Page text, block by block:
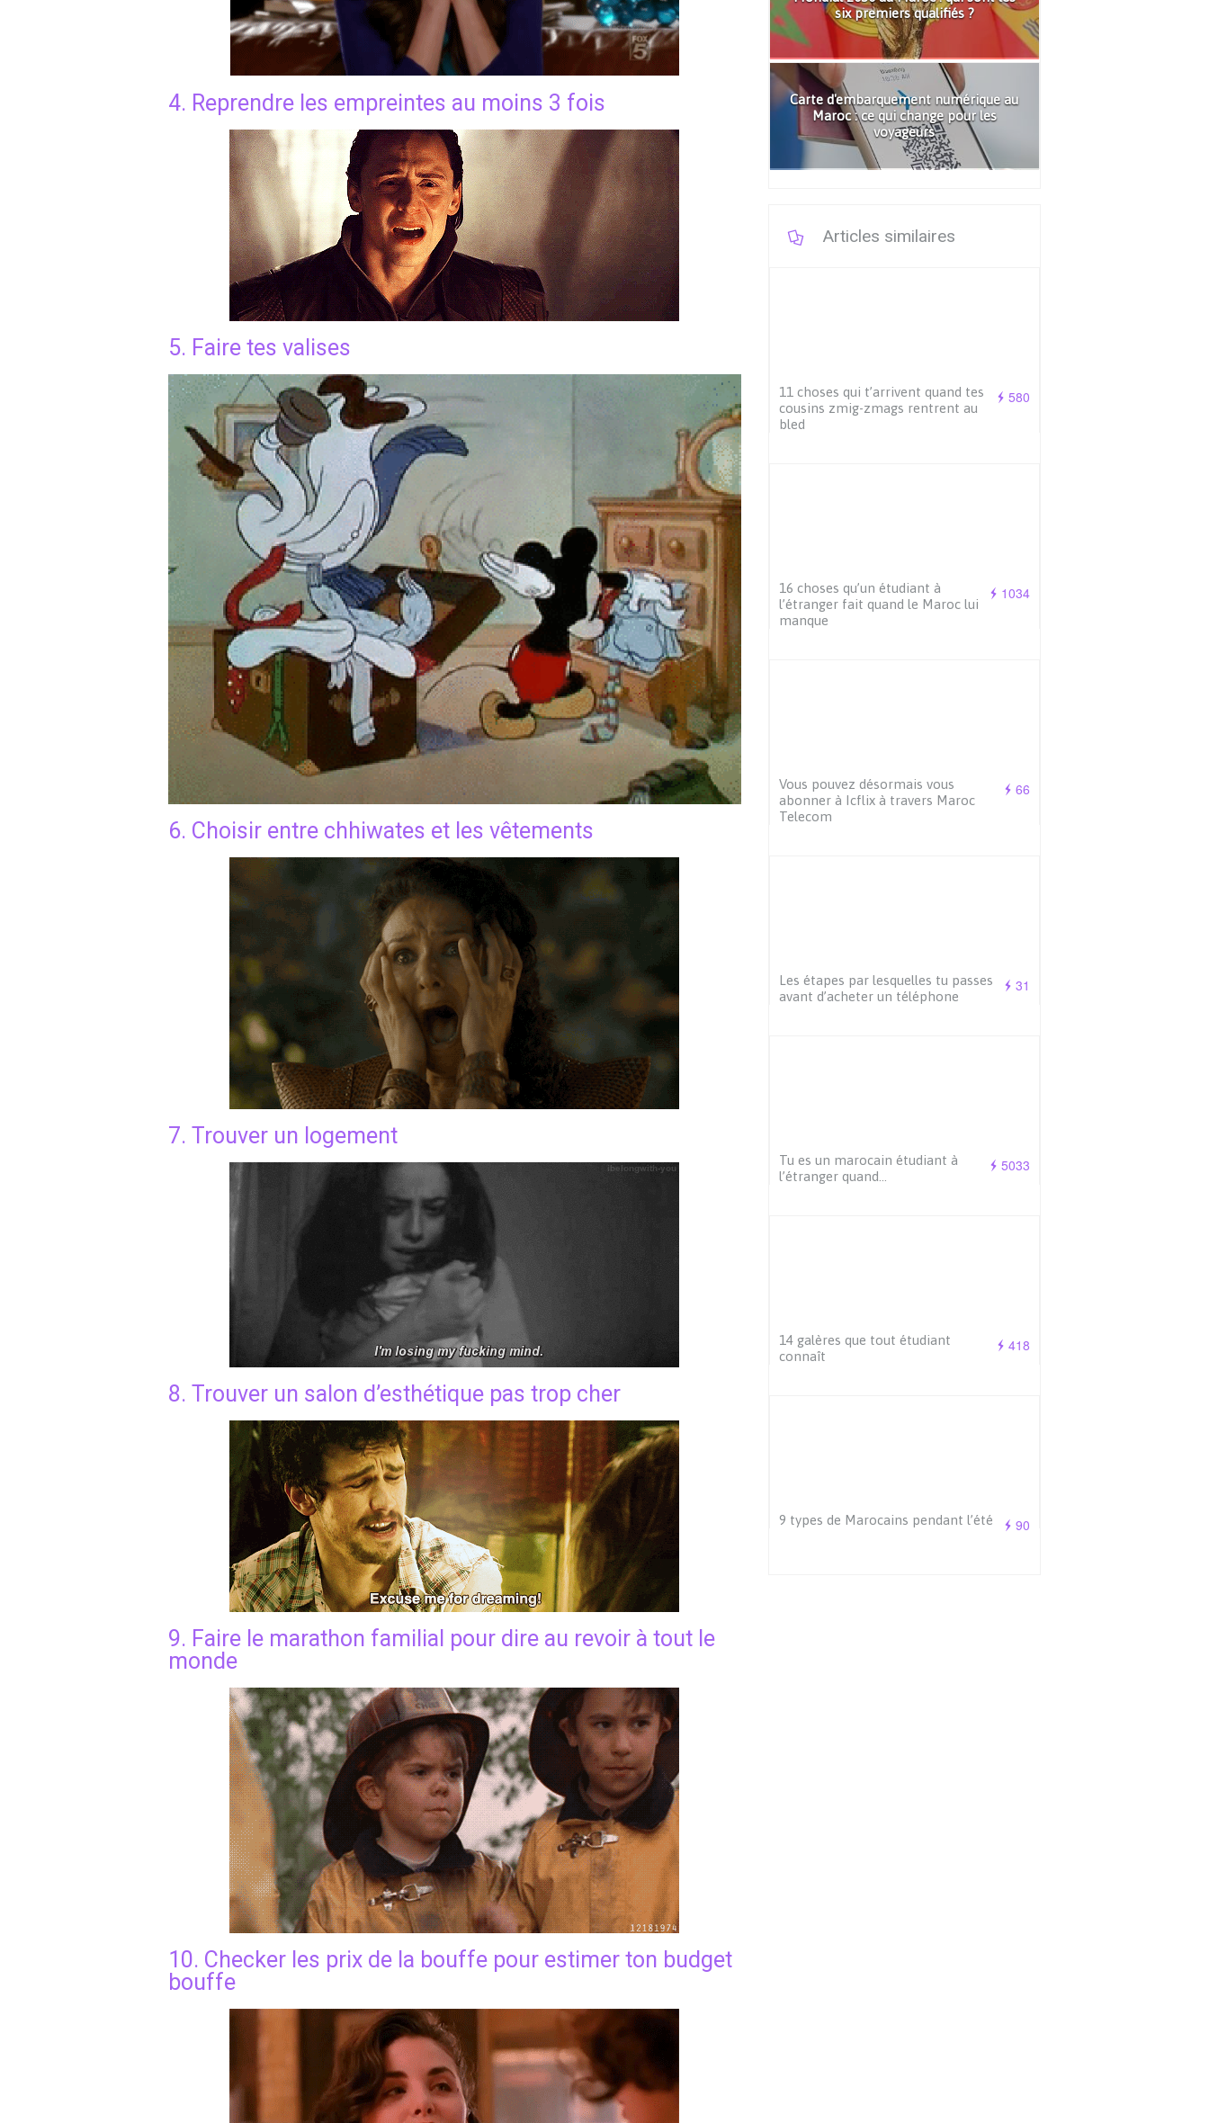
4. Reprendre les empreintes au moins 3 fois
5. Faire tes valises
6. Choisir entre chhiwates et les vêtements
7. Trouver un logement
8. Trouver un salon d’esthétique pas trop cher
9. Faire le marathon familial pour dire au revoir à tout le
monde
10. Checker les prix de la bouffe pour estimer ton budget
bouffe
six premiers qualifiés ?
Carte d'embarquement numérique au
Maroc : ce qui change pour les
voyageurs
Articles similaires
580
11 choses qui t’arrivent quand tes
cousins zmig-zmags rentrent au
bled
1034
16 choses qu’un étudiant à
l’étranger fait quand le Maroc lui
manque
66
Vous pouvez désormais vous
abonner à Icflix à travers Maroc
Telecom
31
Les étapes par lesquelles tu passes
avant d’acheter un téléphone
5033
Tu es un marocain étudiant à
l’étranger quand…
418
14 galères que tout étudiant
connaît
90
9 types de Marocains pendant l’été